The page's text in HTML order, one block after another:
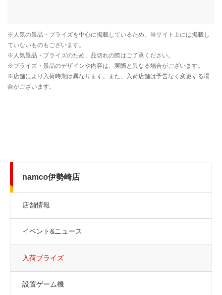
namco伊勢崎店
店舗情報
イベント&ニュース
入荷プライズ
設置ゲーム機